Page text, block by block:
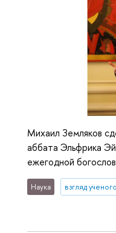
Михаил Земляков
аббата Эльфрика
ежегодной
Наука взгляд ученого